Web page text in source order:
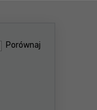
Porównaj